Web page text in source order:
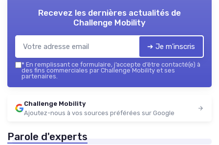
Recevez les dernières actualités de
Challenge Mobility
➔ Je m'inscris
* En remplissant ce formulaire, j’accepte d’être contacté(e) à
des fins commerciales par Challenge Mobility et ses
partenaires.
Challenge Mobility
Ajoutez-nous à vos sources préférées sur Google
Parole d'experts